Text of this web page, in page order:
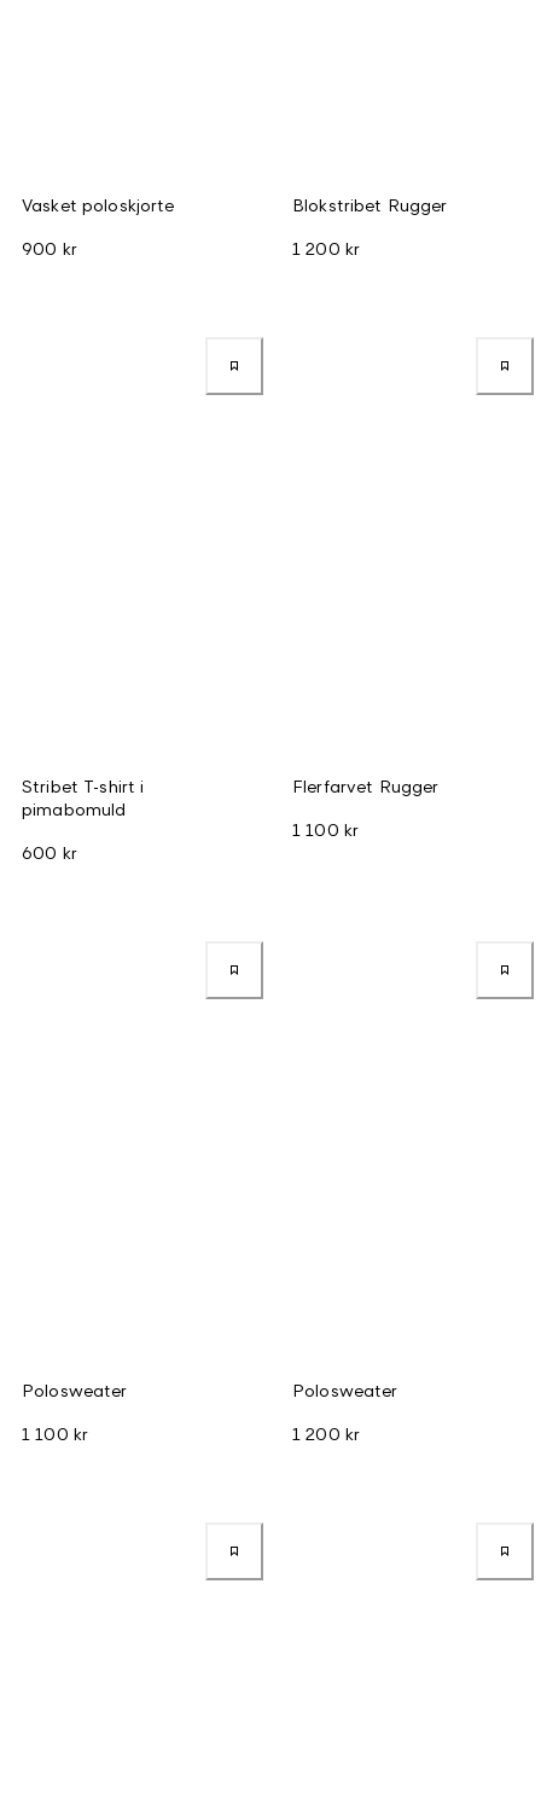
Vasket poloskjorte
900 kr
Blokstribet Rugger
1 200 kr
Stribet T-shirt i
pimabomuld
600 kr
Flerfarvet Rugger
1 100 kr
Polosweater
1 100 kr
Polosweater
1 200 kr